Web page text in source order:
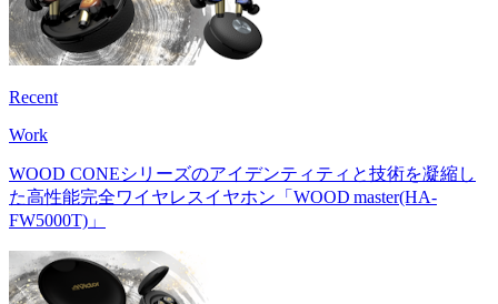
Recent
Work
WOOD CONEシリーズのアイデンティティと技術を凝縮し
た高性能完全ワイヤレスイヤホン